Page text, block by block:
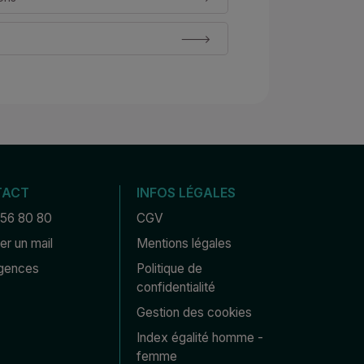
80 80
un mail
INFOS LÉGALES
CGV
Mentions légales
Politique de
confidentialité
Gestion des cookies
Index égalité homme -
femme